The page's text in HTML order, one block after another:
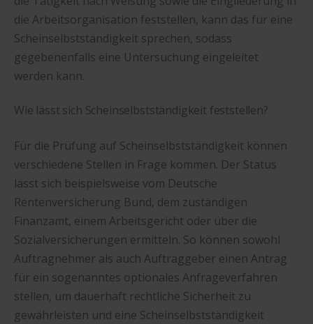
die Arbeitsorganisation feststellen, kann das für eine
Scheinselbstständigkeit sprechen, sodass
gegebenenfalls eine Untersuchung eingeleitet
werden kann.
Wie lässt sich Scheinselbstständigkeit feststellen?
Für die Prüfung auf Scheinselbstständigkeit können
verschiedene Stellen in Frage kommen. Der Status
lässt sich beispielsweise vom Deutsche
Rentenversicherung Bund, dem zuständigen
Finanzamt, einem Arbeitsgericht oder über die
Sozialversicherungen ermitteln. So können sowohl
Auftragnehmer als auch Auftraggeber einen Antrag
für ein sogenanntes optionales Anfrageverfahren
stellen, um dauerhaft rechtliche Sicherheit zu
gewährleisten und eine Scheinselbstständigkeit